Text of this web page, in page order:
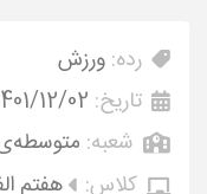
رده: ورزش
تاریخ: 12/02
شعبه:
کلاس:
هفتم